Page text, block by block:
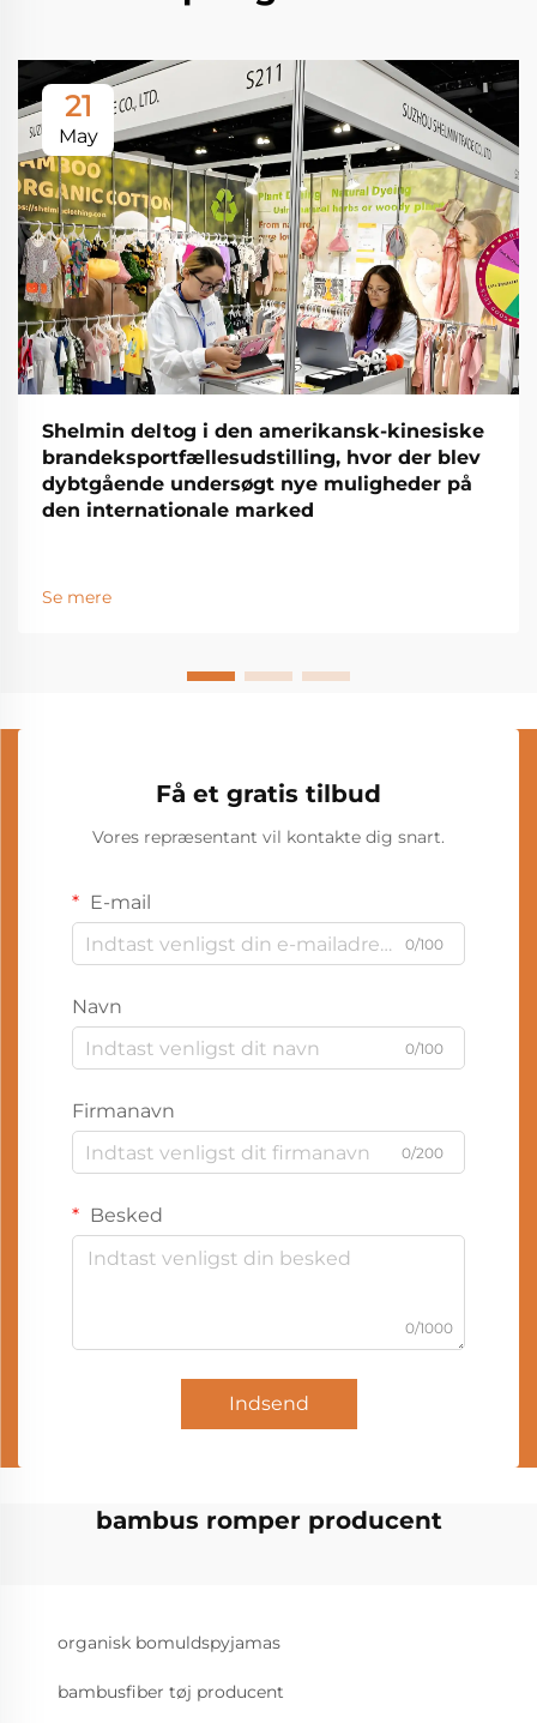
21
May
Shelmin deltog i den amerikansk-kinesiske
brandeksportfællesudstilling, hvor der blev
dybtgående undersøgt nye muligheder på
den internationale marked
Se mere
Få et gratis tilbud
Vores repræsentant vil kontakte dig snart.
E-mail
0/100
Navn
0/100
Firmanavn
0/200
Besked
0/1000
Indsend
bambus romper producent
organisk bomuldspyjamas
bambusfiber tøj producent